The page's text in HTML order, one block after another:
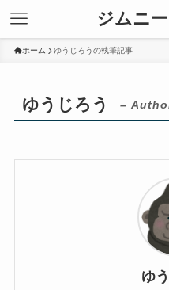
ジムニ
ホーム ゆうじろうの執筆記事
ゆうじろう –
ゆ